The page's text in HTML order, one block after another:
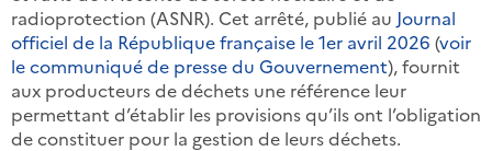
radioprotection (ASNR). Cet arrêté, publié au Journal
officiel de la République française le 1er avril 2026 (voir
le communiqué de presse du Gouvernement), fournit
aux producteurs de déchets une référence leur
permettant d’établir les provisions qu’ils ont l’obligation
de constituer pour la gestion de leurs déchets.